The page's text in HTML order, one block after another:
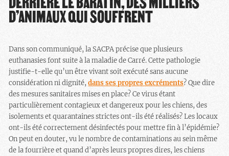
D’ANIMAUX QUI SOUFFRENT
Dans son communiqué, la SACPA précise que plusieurs
euthanasies font suite à la maladie de Carré. Cette pathologie
justifie-t-elle qu’un être vivant soit exécuté sans aucune
considération ni dignité,dans ses propres excréments? Que dire
des mesures sanitaires mises en place? Ce virus étant
particulièrement contagieux et dangereux pour les chiens, des
isolements et quarantaines strictes ont-ils été réalisés? Les locaux
ont-ils été correctement désinfectés pour mettre fin à l’épidémie?
On peut en douter, vu le nombre de contaminations au sein même
de la fourrière et quand d’après leurs propres dires, les chiens